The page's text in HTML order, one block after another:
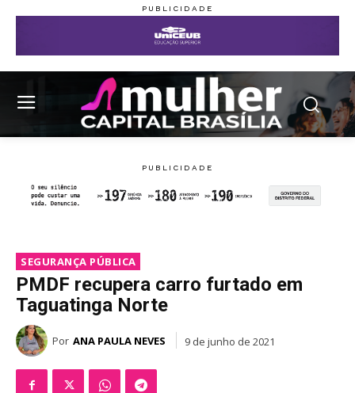
SEGURANÇA PÚBLICA
PMDF recupera carro furtado em
Taguatinga Norte
Por ANA PAULA NEVES 9 de junho de 2021